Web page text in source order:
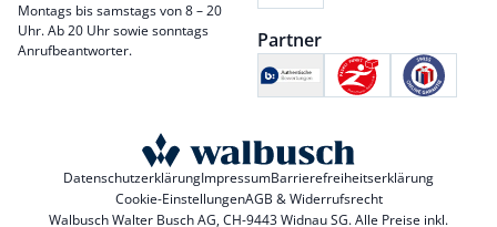
Montags bis samstags von 8 – 20
Uhr. Ab 20 Uhr sowie sonntags
Anrufbeantworter.
Partner
DatenschutzerklärungImpressumBarrierefreiheitserklärung
Cookie-EinstellungenAGB & Widerrufsrecht
Walbusch Walter Busch AG, CH-9443 Widnau SG. Alle Preise inkl.